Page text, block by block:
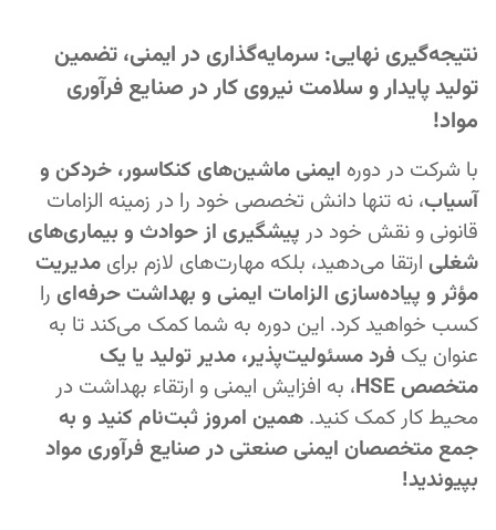
نتیجه‌گیری نهایی: سرمایه‌گذاری در ایمنی، تضمین
تولید پایدار و سلامت نیروی کار در صنایع فرآوری
مواد!
با شرکت در دوره ایمنی ماشین‌های کنکاسور، خردکن و
آسیاب، نه تنها دانش تخصصی خود را در زمینه الزامات
قانونی و نقش خود در پیشگیری از حوادث و بیماری‌های
شغلی ارتقا می‌دهید، بلکه مهارت‌های لازم برای مدیریت
مؤثر و پیاده‌سازی الزامات ایمنی و بهداشت حرفه‌ای را
کسب خواهید کرد. این دوره به شما کمک می‌کند تا به
عنوان یک فرد مسئولیت‌پذیر، مدیر تولید یا یک
متخصص HSE
، به افزایش ایمنی و ارتقاء بهداشت در
محیط کار کمک کنید. همین امروز ثبت‌نام کنید و به
جمع متخصصان ایمنی صنعتی در صنایع فرآوری مواد
بپیوندید!